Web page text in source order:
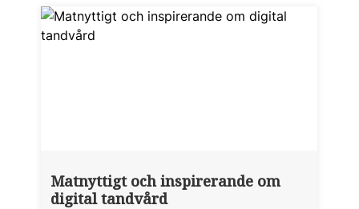
Matnyttigt och inspirerande om
digital tandvård